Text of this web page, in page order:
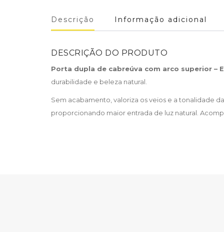
Descrição Informação adicional
DESCRIÇÃO DO PRODUTO
Porta dupla de cabreúva com arco superior –
durabilidade e beleza natural.
Sem acabamento, valoriza os veios e a tonalidade
proporcionando maior entrada de luz natural.